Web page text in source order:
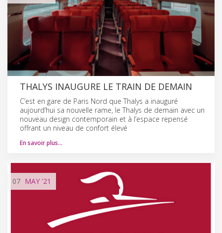
THALYS INAUGURE LE TRAIN DE DEMAIN
C’est en gare de Paris Nord que Thalys a inauguré
aujourd’hui sa nouvelle rame, le Thalys de demain avec un
nouveau design contemporain et à l’espace repensé
offrant un niveau de confort élevé
En savoir plus…
07 MAY '21